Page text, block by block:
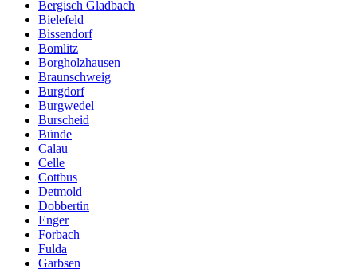
Bergisch Gladbach
Bielefeld
Bissendorf
Bomlitz
Borgholzhausen
Braunschweig
Burgdorf
Burgwedel
Burscheid
Bünde
Calau
Celle
Cottbus
Detmold
Dobbertin
Enger
Forbach
Fulda
Garbsen